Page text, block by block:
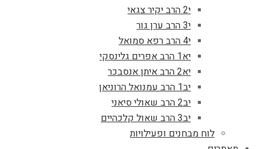
י2 הרב יקיר צגאי
י3 הרב ערן גור
י4 הרב רפא סמואל
יא1 הרב אפרים גלינסקי
יא2 הרב איתן אנסבכר
יב1 הרב עמנואל הרוניאן
יב2 הרב שאולי סיאני
יב3 הרב שאול קלכהיים
לוח מבחנים ופעילויות